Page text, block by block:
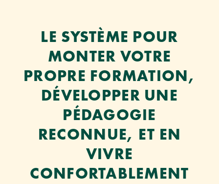
LE SYSTÈME POUR
MONTER VOTRE
PROPRE FORMATION,
DÉVELOPPER UNE
PÉDAGOGIE
RECONNUE, ET EN
VIVRE
CONFORTABLEMENT